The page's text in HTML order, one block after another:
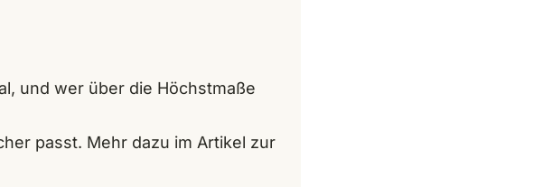
und wer über die Höchstmaße
passt. Mehr dazu im Artikel zur